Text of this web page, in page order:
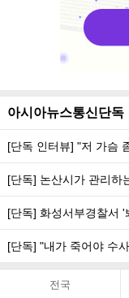
아시아뉴스통신단독
[단독 인터뷰] "저 가슴
[단독] 논산시가 관리하
[단독] 화성서부경찰서
[단독] "내가 죽어야 수
전국